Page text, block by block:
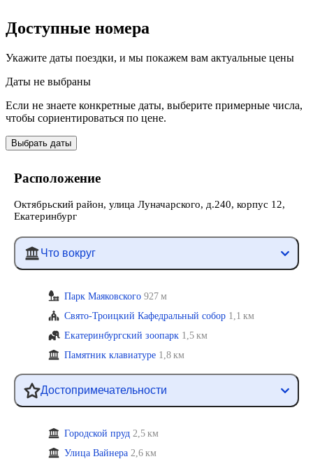
Доступные номера
Укажите даты поездки, и мы покажем вам актуальные цены
Даты не выбраны
Если не знаете конкретные даты, выберите примерные числа,
чтобы сориентироваться по цене.
Выбрать даты
Расположение
Октябрьский район, улица Луначарского, д.240, корпус 12,
Екатеринбург
Что вокруг
Парк Маяковского 927 м
Свято-Троицкий Кафедральный собор 1,1 км
Екатеринбургский зоопарк 1,5 км
Памятник клавиатуре 1,8 км
Достопримечательности
Городской пруд 2,5 км
Улица Вайнера 2,6 км